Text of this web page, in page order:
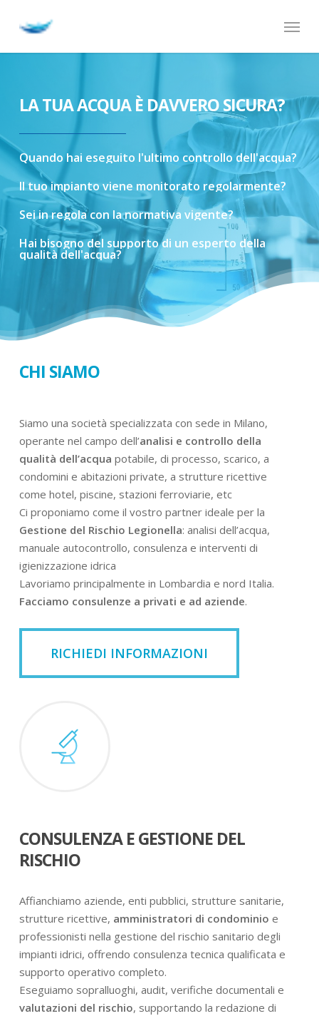
Menu
LA TUA ACQUA È DAVVERO SICURA?
Quando hai eseguito l'ultimo controllo dell'acqua?
Il tuoimpianto viene monitorato regolarmente?
Seiinregola con lanormativa vigente?
Hai bisognodel supportodi un esperto della
qualitàdell'acqua?
CHI SIAMO
Siamo una società specializzata con sede in Milano,
operante nel campo dell’analisi e controllo della
qualità dell’acqua potabile, di processo, scarico, a
condomini e abitazioni private, a strutture ricettive
come hotel, piscine, stazioni ferroviarie, etc
Ci proponiamo come il vostro partner ideale per la
Gestione del Rischio Legionella: analisi dell’acqua,
manuale autocontrollo, consulenza e interventi di
igienizzazione idrica
Lavoriamo principalmente in Lombardia e nord Italia.
Facciamo consulenze a privati e ad aziende.
RICHIEDI INFORMAZIONI
CONSULENZA E GESTIONE DEL
RISCHIO
Affianchiamo aziende, enti pubblici, strutture sanitarie,
strutture ricettive, amministratori di condominio e
professionisti nella gestione del rischio sanitario degli
impianti idrici, offrendo consulenza tecnica qualificata e
supporto operativo completo.
Eseguiamo sopralluoghi, audit, verifiche documentali e
valutazioni del rischio, supportando la redazione di